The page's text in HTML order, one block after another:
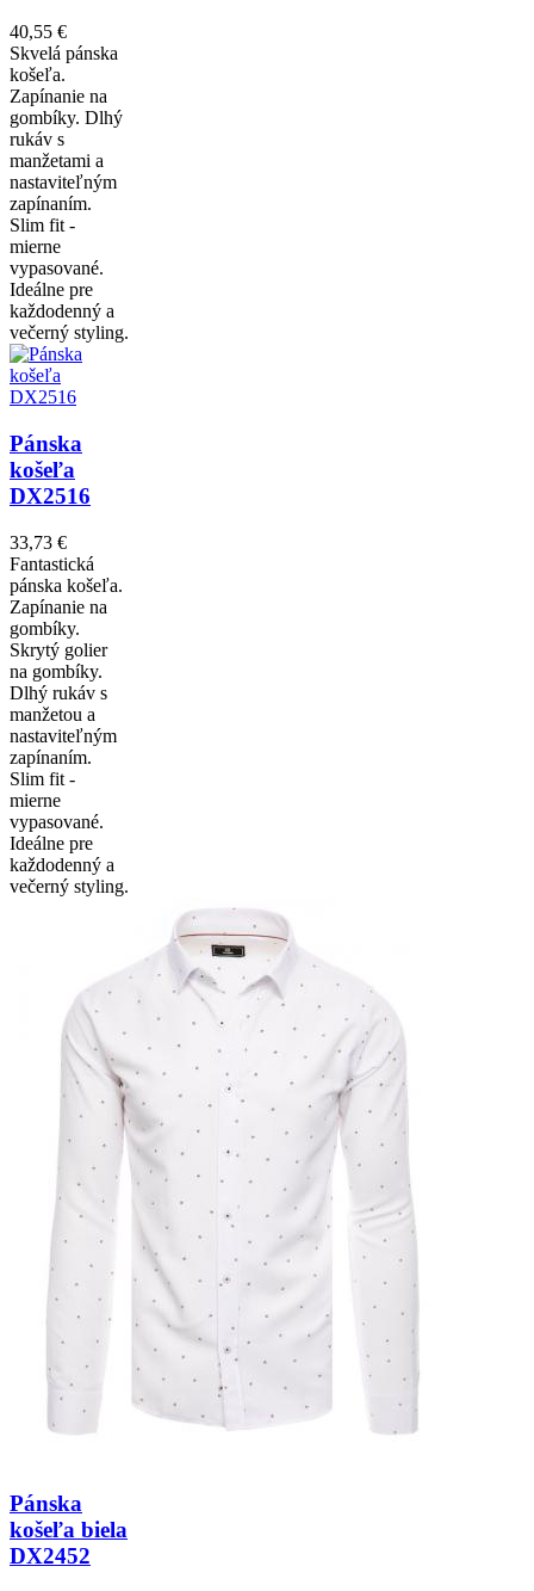
40,55 €
Skvelá pánska
košeľa.
Zapínanie na
gombíky. Dlhý
rukáv s
manžetami a
nastaviteľným
zapínaním.
Slim fit -
mierne
vypasované.
Ideálne pre
každodenný a
večerný styling.
Pánska
košeľa
DX2516
33,73 €
Fantastická
pánska košeľa.
Zapínanie na
gombíky.
Skrytý golier
na gombíky.
Dlhý rukáv s
manžetou a
nastaviteľným
zapínaním.
Slim fit -
mierne
vypasované.
Ideálne pre
každodenný a
večerný styling.
Pánska
košeľa biela
DX2452